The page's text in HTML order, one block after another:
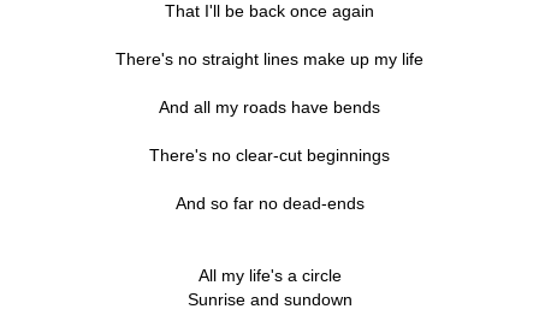
That I'll be back once again
There's no straight lines make up my life
And all my roads have bends
There's no clear-cut beginnings
And so far no dead-ends
All my life's a circle
Sunrise and sundown